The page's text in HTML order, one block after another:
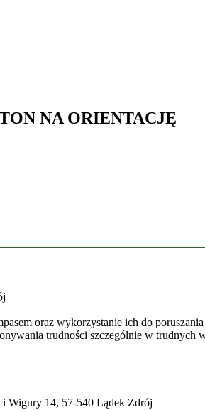
NA ORIENTACJĘ
oraz wykorzystanie ich do
trudności szczególnie w
Wigury 14, 57-540 Lądek Zdrój